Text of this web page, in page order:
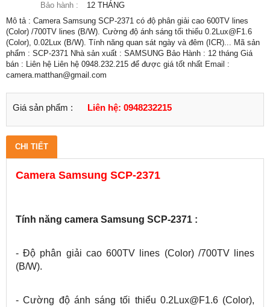
Bảo hành :
12 THÁNG
Mô tả : Camera Samsung SCP-2371 có độ phân giải cao 600TV lines
(Color) /700TV lines (B/W). Cường độ ánh sáng tối thiểu 0.2Lux@F1.6
(Color), 0.02Lux (B/W). Tính năng quan sát ngày và đêm (ICR)... Mã sản
phẩm : SCP-2371 Nhà sản xuất : SAMSUNG Bảo Hành : 12 tháng Giá
bán : Liên hệ Liên hệ 0948.232.215 để được giá tốt nhất Email :
camera.matthan@gmail.com
Giá sản phẩm : Liên hệ: 0948232215
CHI TIẾT
Camera Samsung SCP-2371
Tính năng camera Samsung SCP-2371 :
- Độ phân giải cao 600TV lines (Color) /700TV lines
(B/W).
- Cường độ ánh sáng tối thiểu 0.2Lux@F1.6 (Color),